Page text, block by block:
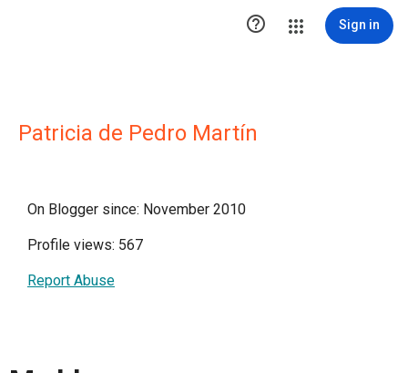
 Sign in
Patricia de Pedro Martín
On Blogger since: November 2010
Profile views: 567
Report Abuse